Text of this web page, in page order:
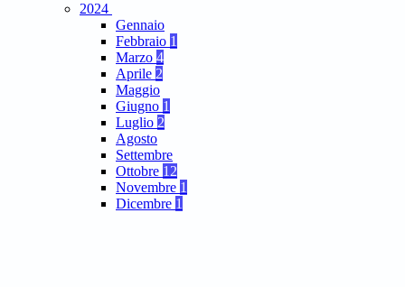
2024
Gennaio
Febbraio 1
Marzo 4
Aprile 2
Maggio
Giugno 1
Luglio 2
Agosto
Settembre
Ottobre 12
Novembre 1
Dicembre 1